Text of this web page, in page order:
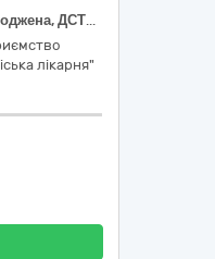
Лопатка свинна без кістки, охолоджена, ДСТУ 4590
лікарня"